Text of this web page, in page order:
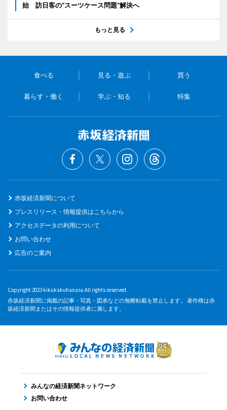
始 訪日客の“スーツケース問題”解決へ
もっと見る
食べる 見る・遊ぶ 買う
暮らす・働く 学ぶ・知る 特集
赤坂経済新聞について
プレスリリース・情報提供はこちらから
アクセスデータの利用について
お問い合わせ
広告のご案内
Copyright 2023 kikukakuhanasu All rights reserved.
赤坂経済新聞に掲載の記事・写真・図表などの無断転載を禁止します。 著作権は赤
坂経済新聞またはその情報提供者に属します。
みんなの経済新聞ネットワーク
お問い合わせ